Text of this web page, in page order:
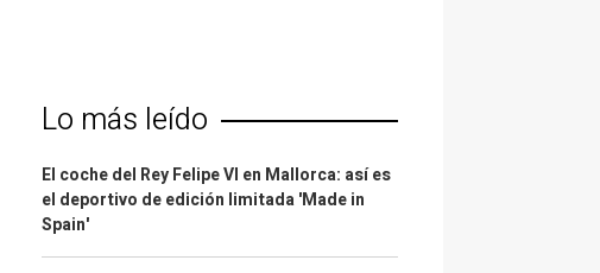
Lo más leído
El coche del Rey Felipe VI en Mallorca: así es
el deportivo de edición limitada 'Made in
Spain'